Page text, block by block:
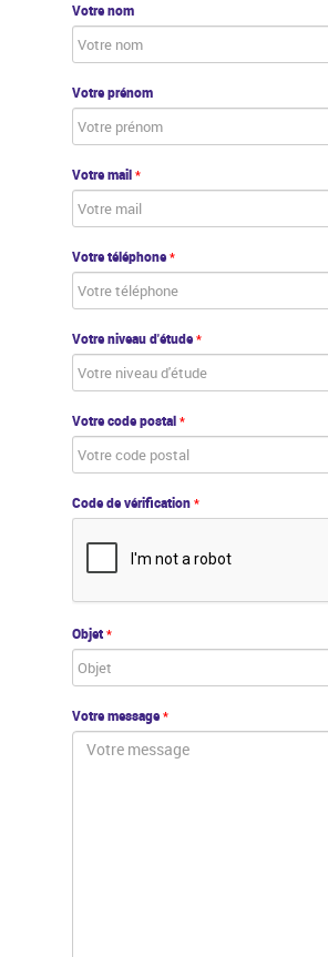
Votre nom
Votre prénom
Votre mail *
Votre téléphone *
Votre niveau d'étude *
Votre code postal *
Code de vérification *
Objet *
Votre message *